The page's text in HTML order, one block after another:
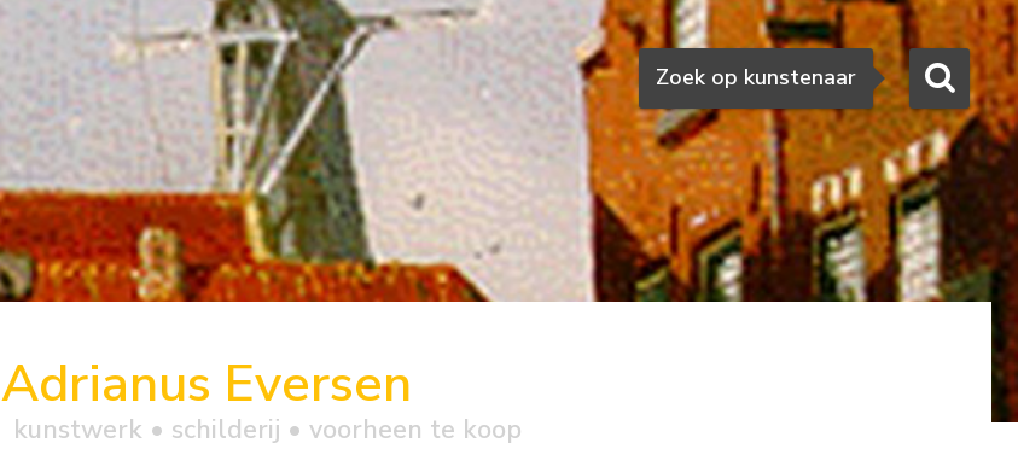
Zoeken
Zoek op kunstenaar
Adrianus Eversen
kunstwerk • schilderij • voorheen te koop